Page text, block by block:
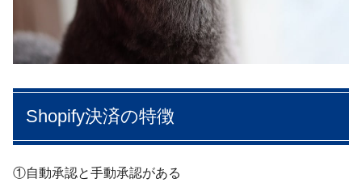
Shopify決済の特徴
①自動承認と手動承認がある